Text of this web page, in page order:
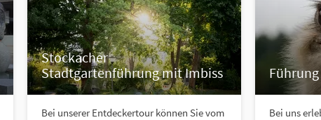
Stockacher
Stadtgartenführung mit Imbiss
Bei unserer Entdeckertour können Sie vom
Bei uns